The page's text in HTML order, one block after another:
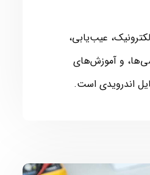
عیب‌یابی،
و آموزش‌های
اندرویدی است.